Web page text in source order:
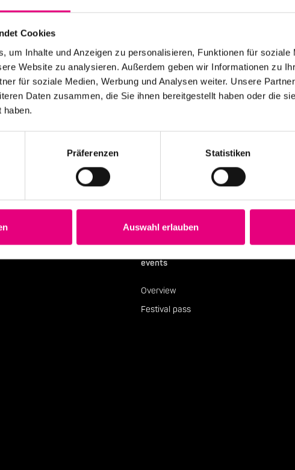
Cookies
um Inhalte und Anzeigen zu personalisieren, Funktionen für soziale
Website zu analysieren. Außerdem geben wir Informationen zu
für soziale Medien, Werbung und Analysen weiter. Unsere
Daten zusammen, die Sie ihnen bereitgestellt haben oder die
haben.
Präferenzen Statistiken
Auswahl erlauben
Luther Church,
about the festival.
Stay up to date!
Receive the latest news
Subscribe to our newsletter
events
Overview
Festival pass